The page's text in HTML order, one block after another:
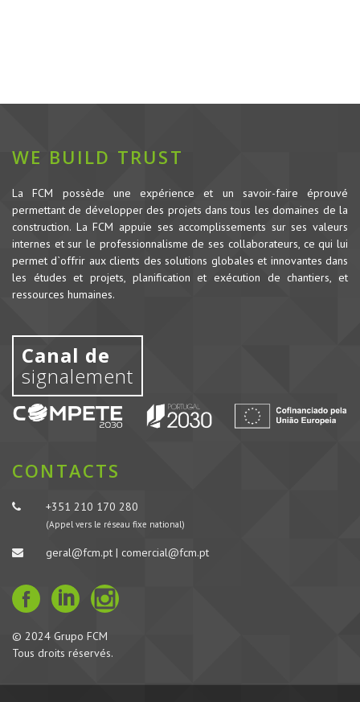
WE BUILD TRUST
La FCM possède une expérience et un savoir-faire éprouvé
permettant de développer des projets dans tous les domaines de la
construction. La FCM appuie ses accomplissements sur ses valeurs
internes et sur le professionnalisme de ses collaborateurs, ce qui lui
permet d`offrir aux clients des solutions globales et innovantes dans
les études et projets, planification et exécution de chantiers, et
ressources humaines.
Canal de
signalement
CONTACTS
+351 210 170 280
(Appel vers le réseau fixe national)
geral@fcm.pt | comercial@fcm.pt
© 2024 Grupo FCM
Tous droits réservés.